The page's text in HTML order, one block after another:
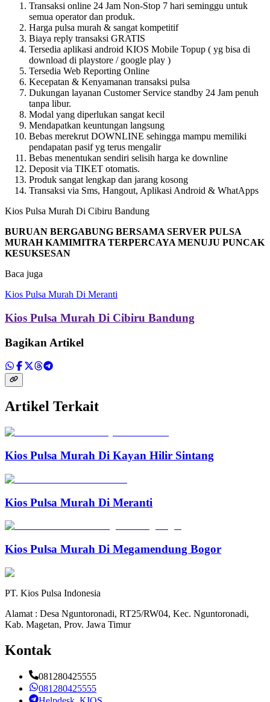
Transaksi online 24 Jam Non-Stop 7 hari seminggu untuk
semua operator dan produk.
Harga pulsa murah & sangat kompetitif
Biaya reply transaksi GRATIS
Tersedia aplikasi android KIOS Mobile Topup ( yg bisa di
download di playstore / google play )
Tersedia Web Reporting Online
Kecepatan & Kenyamanan transaksi pulsa
Dukungan layanan Customer Service standby 24 Jam penuh
tanpa libur.
Modal yang diperlukan sangat kecil
Mendapatkan keuntungan langsung
Bebas merekrut DOWNLINE sehingga mampu memiliki
pendapatan pasif yg terus mengalir
Bebas menentukan sendiri selisih harga ke downline
Deposit via TIKET otomatis.
Produk sangat lengkap dan jarang kosong
Transaksi via Sms, Hangout, Aplikasi Android & WhatApps
Kios Pulsa Murah Di Cibiru Bandung
BURUAN BERGABUNG BERSAMA SERVER PULSA
MURAH KAMIMITRA TERPERCAYA MENUJU PUNCAK
KESUKSESAN
Baca juga
Kios Pulsa Murah Di Meranti
Kios Pulsa Murah Di Cibiru Bandung
Bagikan Artikel
Artikel Terkait
Kios Pulsa Murah Di Kayan Hilir Sintang
Kios Pulsa Murah Di Meranti
Kios Pulsa Murah Di Megamendung Bogor
PT. Kios Pulsa Indonesia
Alamat : Desa Nguntoronadi, RT25/RW04, Kec. Nguntoronadi,
Kab. Magetan, Prov. Jawa Timur
Kontak
081280425555
081280425555